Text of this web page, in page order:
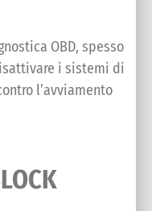
OBD, spesso
i sistemi di
l’avviamento